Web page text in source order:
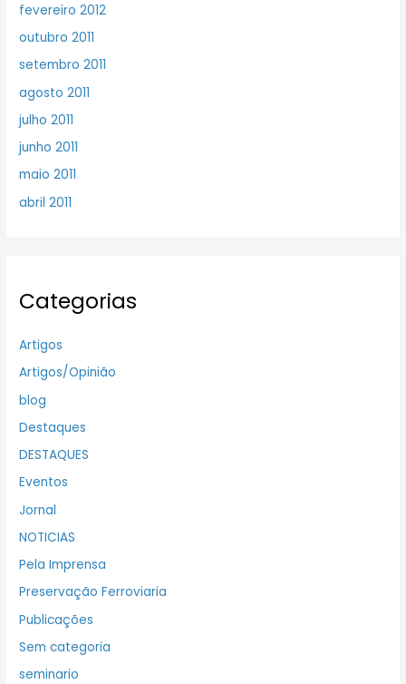
fevereiro 2012
outubro 2011
setembro 2011
agosto 2011
julho 2011
junho 2011
maio 2011
abril 2011
Categorias
Artigos
Artigos/Opinião
blog
Destaques
DESTAQUES
Eventos
Jornal
NOTICIAS
Pela Imprensa
Preservação Ferroviaria
Publicações
Sem categoria
seminario